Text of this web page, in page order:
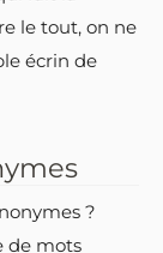
le tout, on ne
écrin de
?
de mots